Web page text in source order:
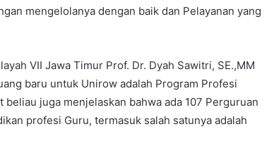
mengelolanya dengan baik dan Pelayanan yang
VII Jawa Timur Prof. Dr. Dyah Sawitri, SE.,MM
baru untuk Unirow adalah Program Profesi
juga menjelaskan bahwa ada 107 Perguruan
profesi Guru, termasuk salah satunya adalah